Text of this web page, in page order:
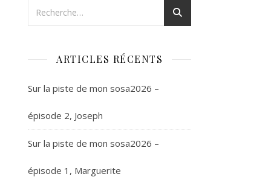
ARTICLES RÉCENTS
Sur la piste de mon sosa2026 –
épisode 2, Joseph
Sur la piste de mon sosa2026 –
épisode 1, Marguerite